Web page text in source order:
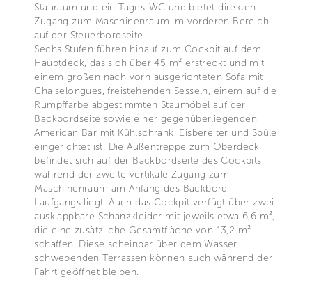
Stauraum und ein Tages-WC und bietet direkten
Zugang zum Maschinenraum im vorderen Bereich
auf der Steuerbordseite.
Sechs Stufen führen hinauf zum Cockpit auf dem
Hauptdeck, das sich über 45 m² erstreckt und mit
einem großen nach vorn ausgerichteten Sofa mit
Chaiselongues, freistehenden Sesseln, einem auf die
Rumpffarbe abgestimmten Staumöbel auf der
Backbordseite sowie einer gegenüberliegenden
American Bar mit Kühlschrank, Eisbereiter und Spüle
eingerichtet ist. Die Außentreppe zum Oberdeck
befindet sich auf der Backbordseite des Cockpits,
während der zweite vertikale Zugang zum
Maschinenraum am Anfang des Backbord-
Laufgangs liegt. Auch das Cockpit verfügt über zwei
ausklappbare Schanzkleider mit jeweils etwa 6,6 m²,
die eine zusätzliche Gesamtfläche von 13,2 m²
schaffen. Diese scheinbar über dem Wasser
schwebenden Terrassen können auch während der
Fahrt geöffnet bleiben.